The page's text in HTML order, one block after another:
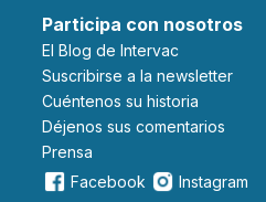
Participa con nosotros
El Blog de Intervac
Suscribirse a la newsletter
Cuéntenos su historia
Déjenos sus comentarios
Prensa
Facebook
Instagram